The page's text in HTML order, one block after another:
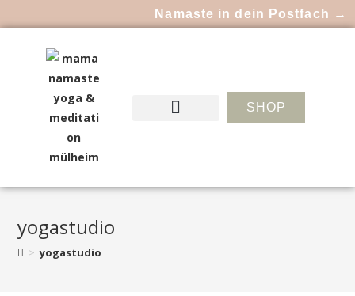
Namaste in dein Postfach →
SHOP
yogastudio
> yogastudio